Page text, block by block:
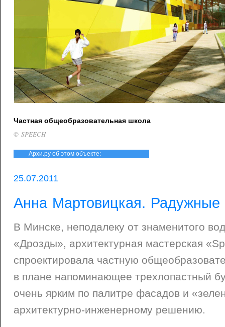
Частная общеобразовательная школа
© SPEECH
Архи.ру об этом объекте:
25.07.2011
Анна Мартовицкая. Радужные
В Минске, неподалеку от знаменитого
«Дрозды», архитектурная мастерская
спроектировала частную
в плане напоминающее трехлопастный
очень ярким по палитре фасадов и
архитектурно-инженерному решению.